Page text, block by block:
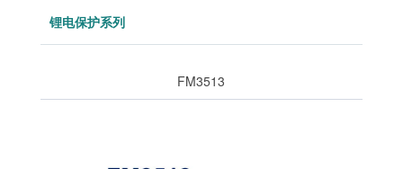
锂电保护系列
FM3513